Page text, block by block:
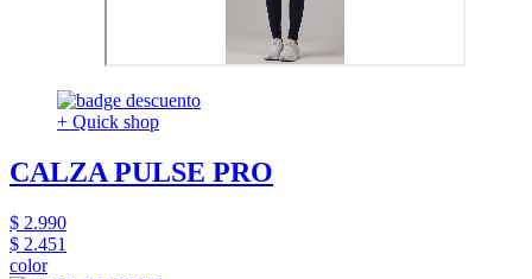
+ Quick shop
CALZA PULSE PRO
$ 2.990
$ 2.451
color